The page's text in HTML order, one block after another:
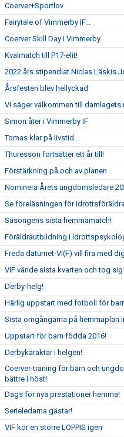
Coerver+Sportlov
Fairytale of Vimmerby IF...
Coerver Skill Day i Vimmerby
Kvalmatch till P17-elit!
2022 års stipendiat Niclas Läskis
Årsfesten blev hellyckad
Vi säger välkommen till damlagets
Simon åter i Vimmerby IF
Tomas klar på livstid...
Thuresson fortsätter ett år till!
Förstärkning på och av planen
Nominera Årets ungdomsledare
Se föreläsningen för
Säsongens sista hemmamatch!
Föräldrautbildning i
Freda datumet-VI(F) vill fira med
VIF vände sista kvarten och tog
Derby-helg!
Härlig uppstart med fotboll för
Sista omgångarna på hemmaplan
Uppstart för barn födda 2016!
Derbykaraktär i helgen!
Coerver-träning för barn och
bättre i höst!
Dags för nya prestationer hemma!
Serieledarna gästar!
VIF kör en större LOPPIS igen